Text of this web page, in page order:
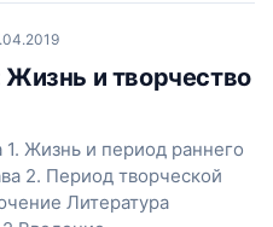
Жизнь и творчество
Жизнь и период раннего
2. Период творческой
Литература